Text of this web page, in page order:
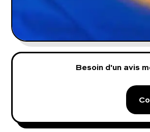
Besoin d'un avis